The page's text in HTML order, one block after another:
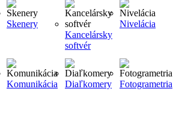
Skenery
Kancelársky
softvér
Nivelácia
Komunikácia Diaľkomery Fotogrametria